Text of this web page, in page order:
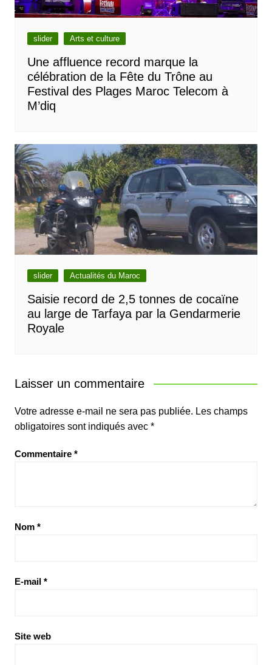
slider Arts et culture
Une affluence record marque la
célébration de la Fête du Trône au
Festival des Plages Maroc Telecom à
M’diq
slider Actualités du Maroc
Saisie record de 2,5 tonnes de cocaïne
au large de Tarfaya par la Gendarmerie
Royale
Laisser un commentaire
Votre adresse e-mail ne sera pas publiée. Les champs
obligatoires sont indiqués avec *
Commentaire *
Nom *
E-mail *
Site web